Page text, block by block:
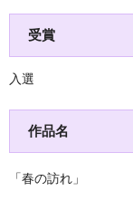
受賞
入選
作品名
「春の訪れ」